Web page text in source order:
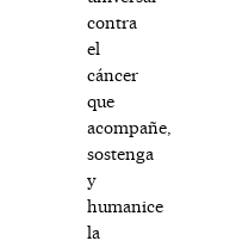
contra
el
cáncer
que
acompañe,
sostenga
y
humanice
la